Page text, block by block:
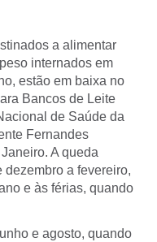
a alimentar
internados em
estão em baixa no
Bancos de Leite
de Saúde da
Fernandes
A queda
a fevereiro,
e às férias, quando
e agosto, quando